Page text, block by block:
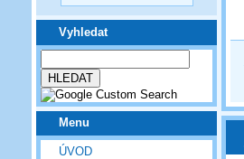
Vyhledat
Menu
ÚVOD